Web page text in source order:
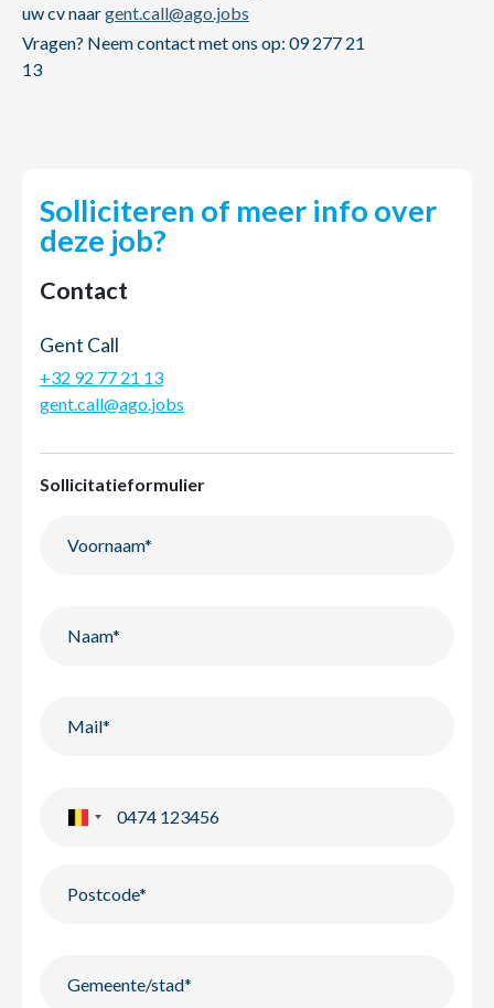
uw cv naargent.call@ago.jobs
Vragen? Neem contact met ons op: 09 277 21
13
Solliciteren of meer info over
deze job?
Contact
Gent Call
+32 92 77 21 13
gent.call@ago.jobs
Sollicitatieformulier